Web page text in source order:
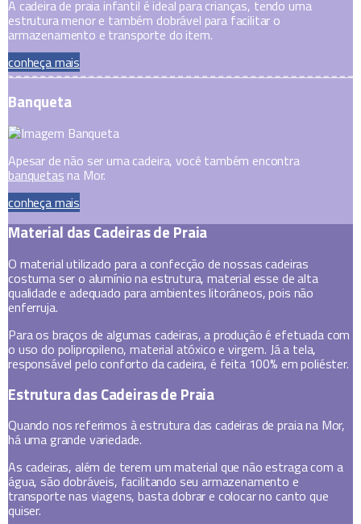
A cadeira de praia infantil é ideal para crianças, tendo uma
estrutura menor e também dobrável para facilitar o
armazenamento e transporte do item.
conheça mais
Banqueta
Apesar de não ser uma cadeira, você também encontra
banquetas na Mor.
conheça mais
Material das Cadeiras de Praia
O material utilizado para a confecção de nossas cadeiras
costuma ser o alumínio na estrutura, material esse de alta
qualidade e adequado para ambientes litorâneos, pois não
enferruja.
Para os braços de algumas cadeiras, a produção é efetuada com
o uso do polipropileno, material atóxico e virgem. Já a tela,
responsável pelo conforto da cadeira, é feita 100% em poliéster.
Estrutura das Cadeiras de Praia
Quando nos referimos à estrutura das cadeiras de praia na Mor,
há uma grande variedade.
As cadeiras, além de terem um material que não estraga com a
água, são dobráveis, facilitando seu armazenamento e
transporte nas viagens, basta dobrar e colocar no canto que
quiser.